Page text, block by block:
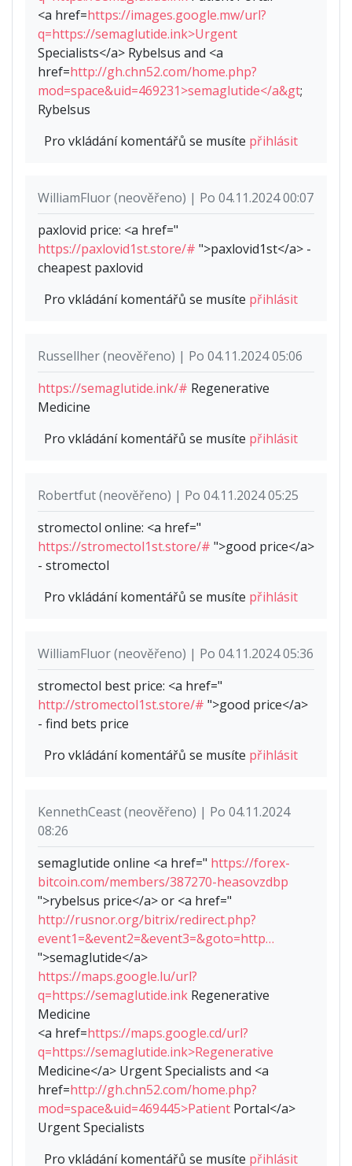
<a href=https://images.google.mw/url?
q=https://semaglutide.ink>Urgent
Specialists</a> Rybelsus and <a
href=http://gh.chn52.com/home.php?
mod=space&uid=469231>semaglutide</a&gt;
Rybelsus
Pro vkládání komentářů se musíte přihlásit
WilliamFluor (neověřeno) | Po 04.11.2024 00:07
paxlovid price: <a href="
https://paxlovid1st.store/# ">paxlovid1st</a> -
cheapest paxlovid
Pro vkládání komentářů se musíte přihlásit
Russellher (neověřeno) | Po 04.11.2024 05:06
https://semaglutide.ink/# Regenerative
Medicine
Pro vkládání komentářů se musíte přihlásit
Robertfut (neověřeno) | Po 04.11.2024 05:25
stromectol online: <a href="
https://stromectol1st.store/# ">good price</a>
- stromectol
Pro vkládání komentářů se musíte přihlásit
WilliamFluor (neověřeno) | Po 04.11.2024 05:36
stromectol best price: <a href="
http://stromectol1st.store/# ">good price</a>
- find bets price
Pro vkládání komentářů se musíte přihlásit
KennethCeast (neověřeno) | Po 04.11.2024
08:26
semaglutide online <a href=" https://forex-
bitcoin.com/members/387270-heasovzdbp
">rybelsus price</a> or <a href="
http://rusnor.org/bitrix/redirect.php?
event1=&event2=&event3=&goto=http…
">semaglutide</a>
https://maps.google.lu/url?
q=https://semaglutide.ink Regenerative
Medicine
<a href=https://maps.google.cd/url?
q=https://semaglutide.ink>Regenerative
Medicine</a> Urgent Specialists and <a
href=http://gh.chn52.com/home.php?
mod=space&uid=469445>Patient Portal</a>
Urgent Specialists
Pro vkládání komentářů se musíte přihlásit